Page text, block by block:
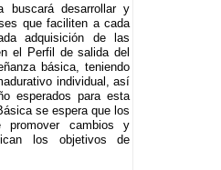
buscará desarrollar y
que faciliten a cada
adquisición de las
el Perfil de salida del
básica, teniendo
individual, así
esperados para esta
se espera que los
promover cambios y
los objetivos de